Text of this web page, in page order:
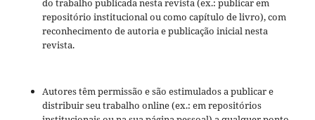
do trabalho publicada nesta revista (ex.: publicar em
repositório institucional ou como capítulo de livro), com
reconhecimento de autoria e publicação inicial nesta
revista.
Autores têm permissão e são estimulados a publicar e
distribuir seu trabalho online (ex.: em repositórios